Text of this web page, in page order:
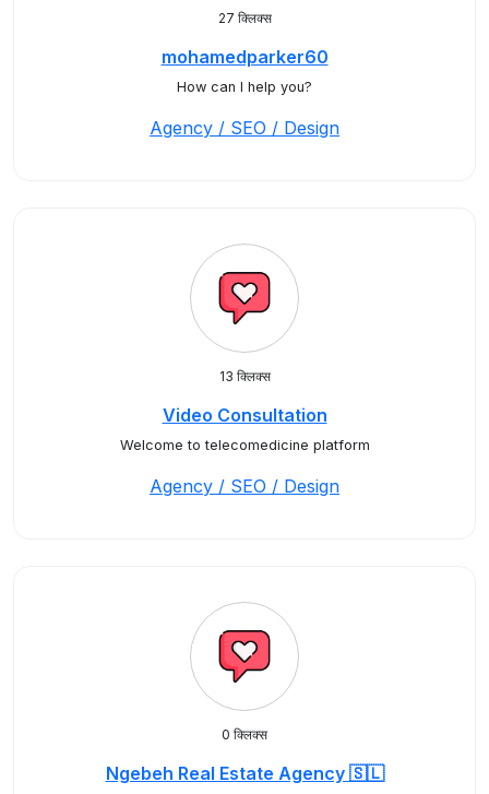
27 क्लिक्स
mohamedparker60
How can I help you?
Agency / SEO / Design
13 क्लिक्स
Video Consultation
Welcome to telecomedicine platform
Agency / SEO / Design
0 क्लिक्स
Ngebeh Real Estate Agency 🇸🇱